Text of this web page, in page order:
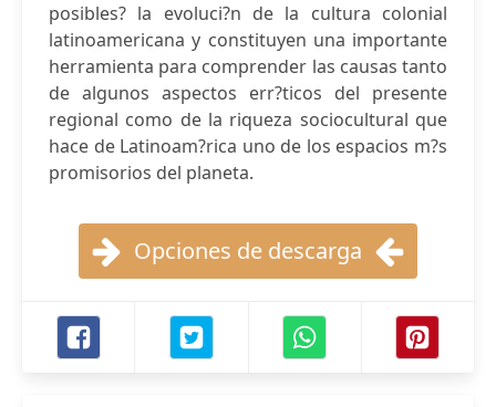
posibles? la evoluci?n de la cultura colonial
latinoamericana y constituyen una importante
herramienta para comprender las causas tanto
de algunos aspectos err?ticos del presente
regional como de la riqueza sociocultural que
hace de Latinoam?rica uno de los espacios m?s
promisorios del planeta.
Opciones de descarga